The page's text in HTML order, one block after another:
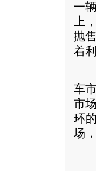
一
上
抛
着
据
车
市
环
场